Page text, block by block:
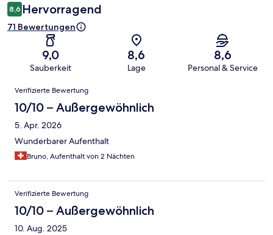
8,6 Hervorragend
71 Bewertungen
9,0
Sauberkeit
8,6
Lage
8,6
Personal & Service
Bewertungen
Verifizierte Bewertung
10/10 – Außergewöhnlich
5. Apr. 2026
Wunderbarer Aufenthalt
Bruno, Aufenthalt von 2 Nächten
Verifizierte Bewertung
10/10 – Außergewöhnlich
10. Aug. 2025